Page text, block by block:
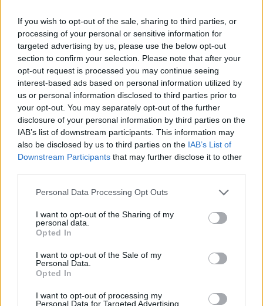
If you wish to opt-out of the sale, sharing to third parties, or
processing of your personal or sensitive information for
targeted advertising by us, please use the below opt-out
section to confirm your selection. Please note that after your
opt-out request is processed you may continue seeing
interest-based ads based on personal information utilized by
us or personal information disclosed to third parties prior to
your opt-out. You may separately opt-out of the further
disclosure of your personal information by third parties on the
IAB’s list of downstream participants. This information may
also be disclosed by us to third parties on the IAB’s List of
Downstream Participants that may further disclose it to other
Please note that this website/app uses one or more Google
not limited to your visit or usage behaviour. You may click to
grant or deny consent to Google and its third-party tags to
use your data for below specified purposes in below Google
consent section.
Personal Data Processing Opt Outs
I want to opt-out of the Sharing of my
personal data.
Opted In
I want to opt-out of the Sale of my
Personal Data.
Opted In
I want to opt-out of processing my
Personal Data for Targeted Advertising.
Meccs Center